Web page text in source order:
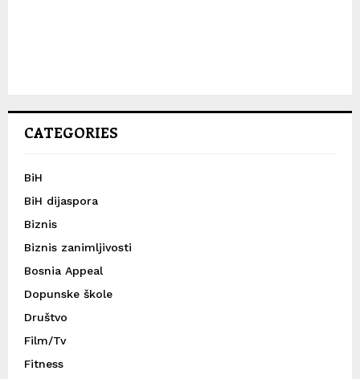
CATEGORIES
BiH
BiH dijaspora
Biznis
Biznis zanimljivosti
Bosnia Appeal
Dopunske škole
Društvo
Film/Tv
Fitness